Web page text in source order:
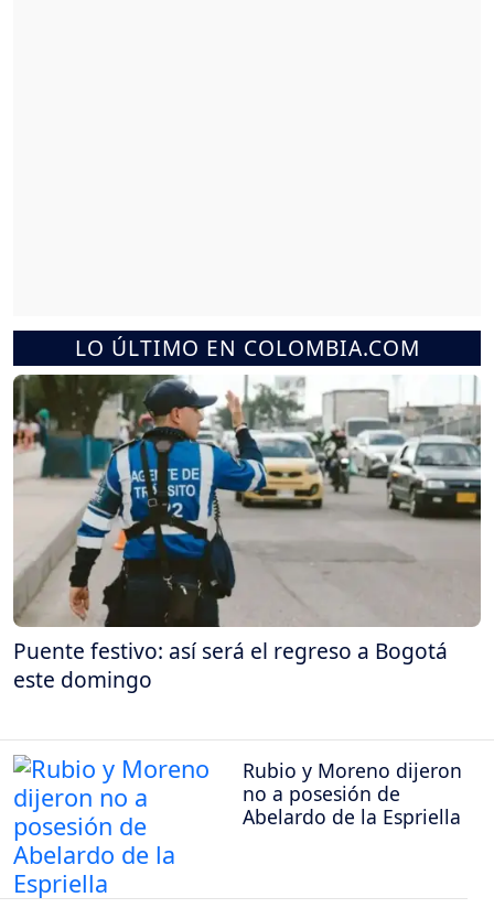
LO ÚLTIMO EN COLOMBIA.COM
Puente festivo: así será el regreso a Bogotá
este domingo
Rubio y Moreno dijeron
no a posesión de
Abelardo de la Espriella